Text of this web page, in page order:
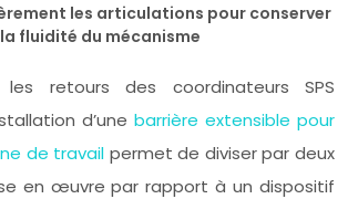
les articulations pour conserver
la fluidité du mécanisme
retours des coordinateurs SPS
d’une barrière extensible pour
de travail permet de diviser par deux
en œuvre par rapport à un dispositif